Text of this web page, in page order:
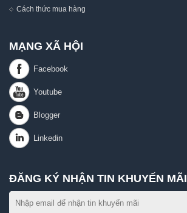
Cách thức mua hàng
MẠNG XÃ HỘI
ĐĂNG KÝ NHẬN TIN KHUYẾN MÃI